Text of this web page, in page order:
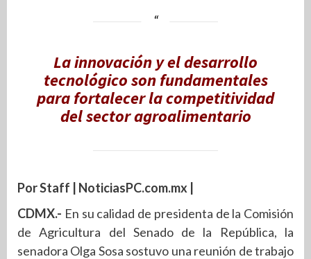
La innovación y el desarrollo
tecnológico son fundamentales
para fortalecer la competitividad
del sector agroalimentario
Por Staff | NoticiasPC.com.mx |
CDMX.- En su calidad de presidenta de la Comisión
de Agricultura del Senado de la República, la
senadora Olga Sosa sostuvo una reunión de trabajo